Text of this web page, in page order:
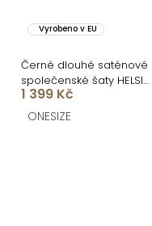
Vyrobeno v EU
Černé dlouhé saténové
společenské šaty HELSIN
na ramínka
1 399 Kč
ONESIZE